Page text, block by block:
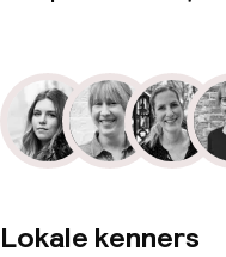
Lokale kenners